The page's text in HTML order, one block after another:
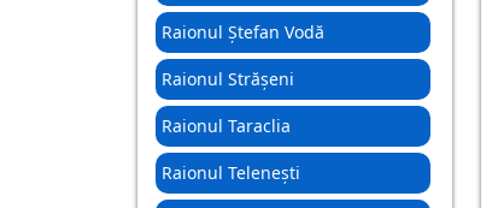
Raionul Ștefan Vodă
Raionul Strășeni
Raionul Taraclia
Raionul Telenești